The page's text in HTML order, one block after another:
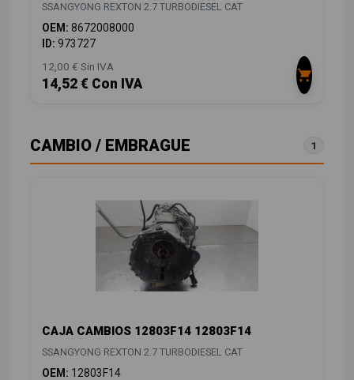
SSANGYONG REXTON 2.7 TURBODIESEL CAT
OEM: 8672008000
ID: 973727
12,00 € Sin IVA
14,52 € Con IVA
CAMBIO / EMBRAGUE 1
CAJA CAMBIOS 12803F14 12803F14
SSANGYONG REXTON 2.7 TURBODIESEL CAT
OEM: 12803F14